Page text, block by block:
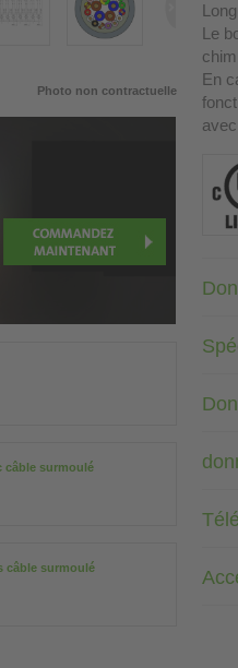
Photo non contractuelle
câble surmoulé
câble surmoulé
Le
En